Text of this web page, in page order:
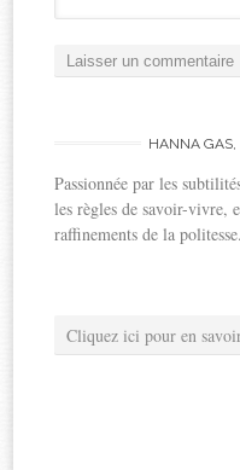
HANNA GAS,
Passionnée par les
les règles de savoir-vivre,
raffinements de la
Cliquez ici pour en